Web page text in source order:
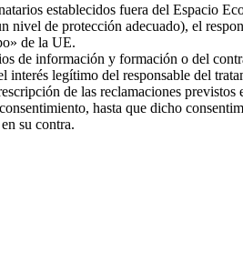
establecidos fuera del Espacio
nivel de protección adecuado), el
de la UE.
de información y formación o del
legítimo del responsable del
de las reclamaciones
hasta que dicho
su contra.